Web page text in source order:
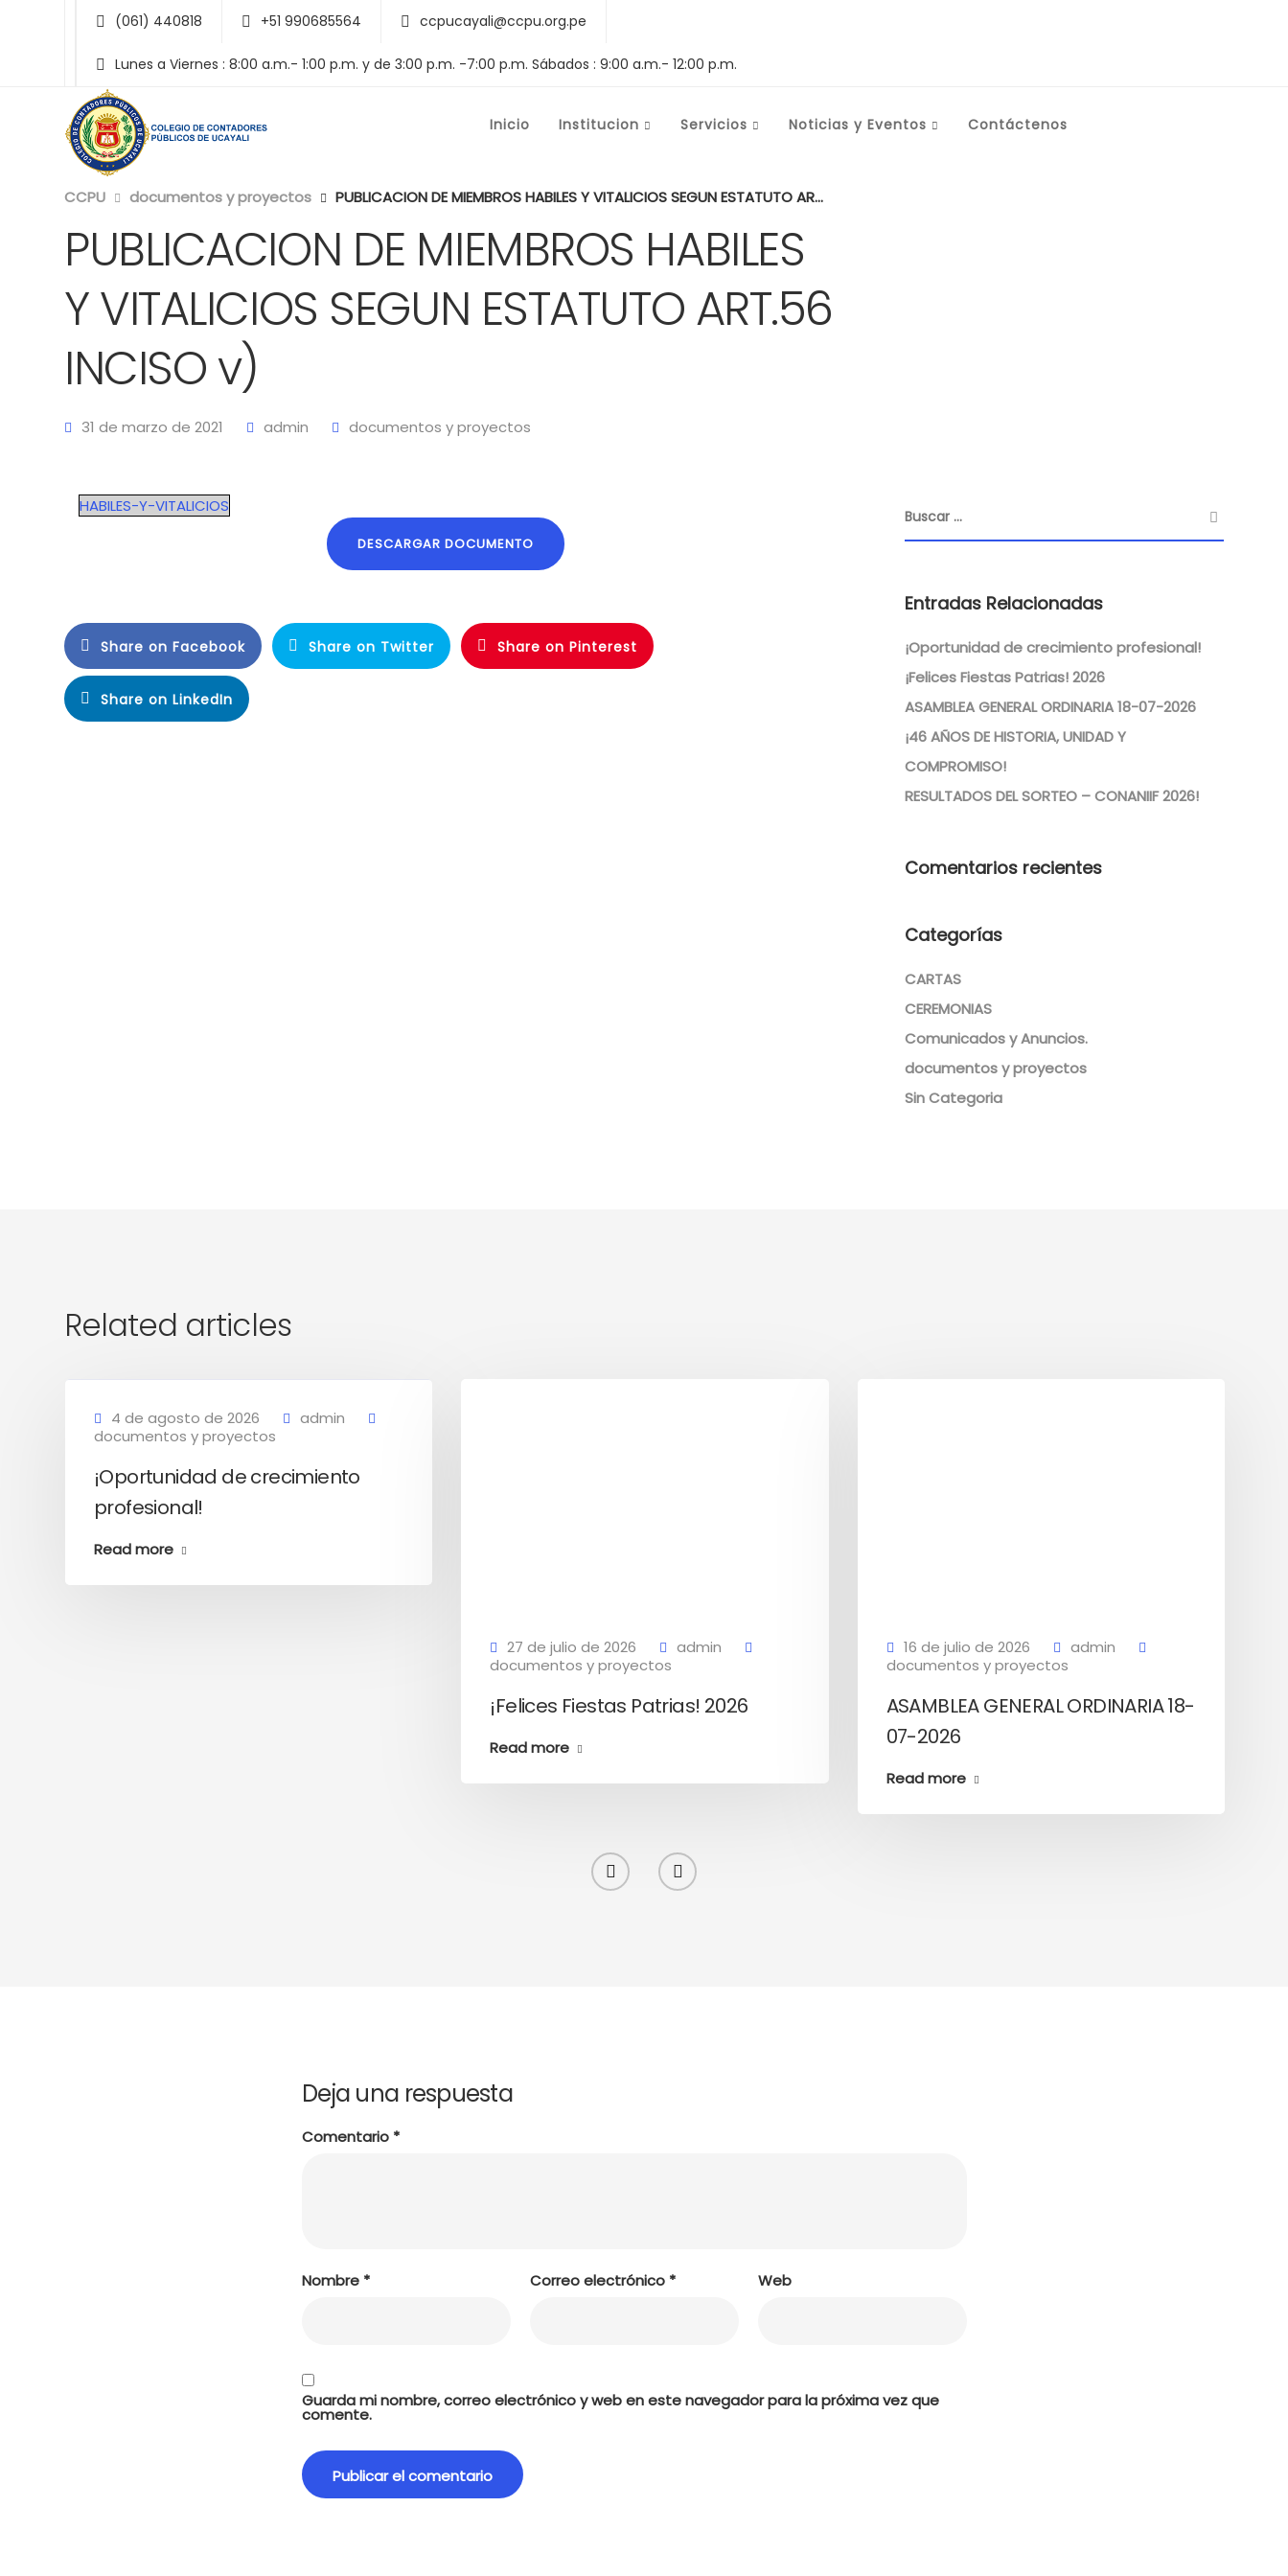
(061) 440818 +51 990685564 ccpucayali@ccpu.org.pe
Lunes a Viernes : 8:00 a.m.- 1:00 p.m. y de 3:00 p.m. -7:00 p.m. Sábados : 9:00 a.m.- 12:00 p.m.
Inicio Institucion Servicios Noticias y Eventos Contáctenos
CCPU documentos y proyectos PUBLICACION DE MIEMBROS HABILES Y VITALICIOS SEGUN ESTATUTO ART.56 INCISO v)
PUBLICACION DE MIEMBROS HABILES
Y VITALICIOS SEGUN ESTATUTO ART.56
INCISO v)
31 de marzo de 2021 admin documentos y proyectos
HABILES-Y-VITALICIOS
DESCARGAR DOCUMENTO
Share on Facebook Share on Twitter Share on Pinterest
Share on LinkedIn
Entradas Relacionadas
¡Oportunidad de crecimiento profesional!
¡Felices Fiestas Patrias! 2026
ASAMBLEA GENERAL ORDINARIA 18-07-2026
¡46 AÑOS DE HISTORIA, UNIDAD Y
COMPROMISO!
RESULTADOS DEL SORTEO – CONANIIF 2026!
Comentarios recientes
Categorías
CARTAS
CEREMONIAS
Comunicados y Anuncios.
documentos y proyectos
Sin Categoria
Related articles
4 de agosto de 2026
admin
documentos y proyectos
¡Oportunidad de crecimiento
profesional!
Read more
27 de julio de 2026
admin
documentos y proyectos
¡Felices Fiestas Patrias! 2026
Read more
16 de julio de 2026
admin
documentos y proyectos
ASAMBLEA GENERAL ORDINARIA 18-
07-2026
Read more
Deja una respuesta
Comentario *
Nombre * Correo electrónico * Web
Guarda mi nombre, correo electrónico y web en este navegador para la próxima vez que
comente.